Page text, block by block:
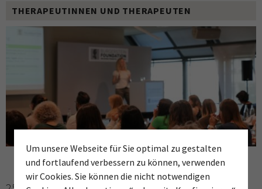
Um unsere Webseite für Sie optimal zu gestalten
und fortlaufend verbessern zu können, verwenden
wir Cookies. Sie können die nicht notwendigen
THERAPEUTINNEN UND THERAPEUTEN